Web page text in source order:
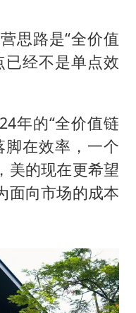
思路是“全价值
已经不是单点效
年的“全价值链
脚在效率，一个
美的现在更希望
面向市场的成本